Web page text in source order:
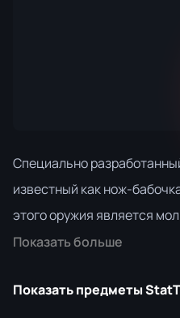
Специально
известный как нож-
этого оружия является
Показать больше
Показать предметы